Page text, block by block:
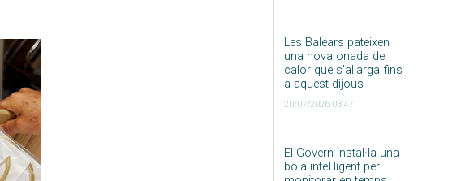
Les Balears pateixen
una nova onada de
calor que s’allarga fins
a aquest dijous
20/07/2026 03:47
El Govern instal·la una
boia intel·ligent per